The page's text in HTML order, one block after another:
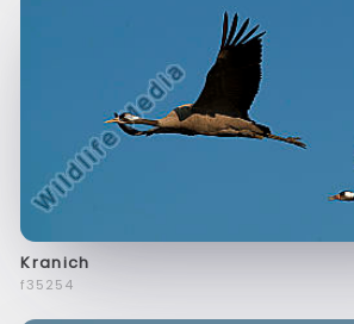
Kranich
f35254